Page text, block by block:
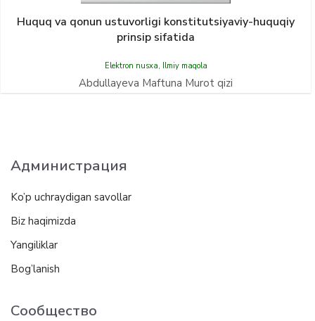
Huquq va qonun ustuvorligi konstitutsiyaviy-huquqiy
prinsip sifatida
Elektron nusxa, Ilmiy maqola
Abdullayeva Maftuna Murot qizi
Администрация
Ko’p uchraydigan savollar
Biz haqimizda
Yangiliklar
Bog’lanish
Сообщество